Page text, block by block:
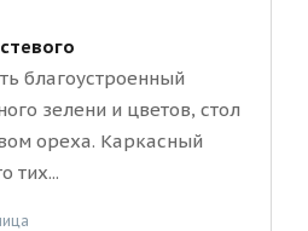
благоустроенный
зелени и цветов, стол
ореха. Каркасный
тих...